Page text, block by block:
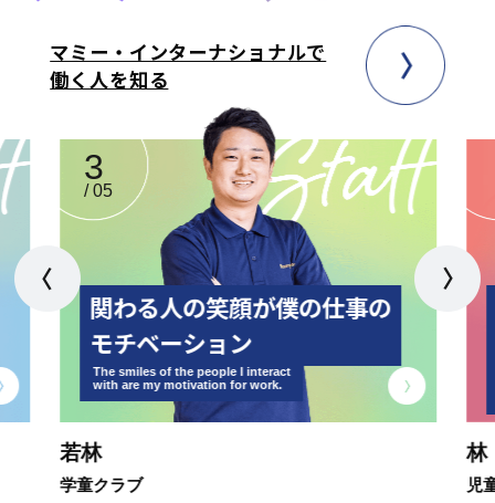
マミー・インターナショナルで
働く人を知る
若林
学童クラブ
関わる人の笑顔が僕の仕事の
モチベーション
The smiles of the people I interact
with are my motivation for work.
林
児
3
/05